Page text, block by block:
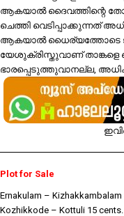
ആകയാൽ ദൈവത്തിന്റെ
ചെത്തി വെടിപ്പാക്കുന്നത്
ആകയാൽ ധൈര്യത്തോടെ
യേശുക്രിസ്തുവാണ് താങ്കളെ
ഭാരപ്പെടുത്തുവാനല്ല,
Plot for Sale
Ernakulam – Kizhakkambalam
Kozhikkode – Kottuli 15 cents.